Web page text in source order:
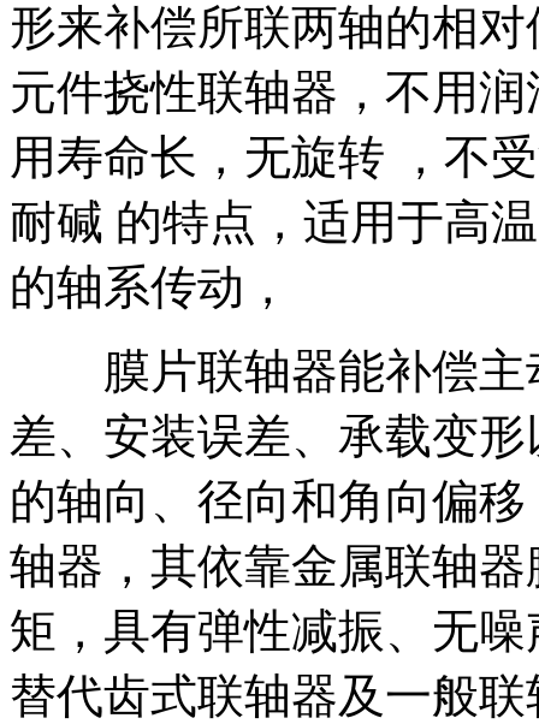
形来补偿所联两轴的相
元件挠性联轴器，不用
用寿命长，无旋转 ，不
耐碱 的特点，适用于高
的轴系传动，
膜片联轴器能补偿主
差、安装误差、承载变
的轴向、径向和角向偏
轴器，其依靠金属联轴
矩，具有弹性减振、无
替代齿式联轴器及一般